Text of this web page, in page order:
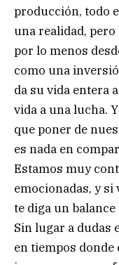
producción, todo
una realidad, pero
por lo menos
como una
da su vida entera
vida a una lucha.
que poner de
es nada en
Estamos muy
emocionadas, y si
te diga un balance
Sin lugar a dudas
en tiempos